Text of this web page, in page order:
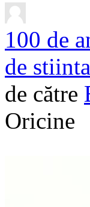
100 de
de
de către
Oricine